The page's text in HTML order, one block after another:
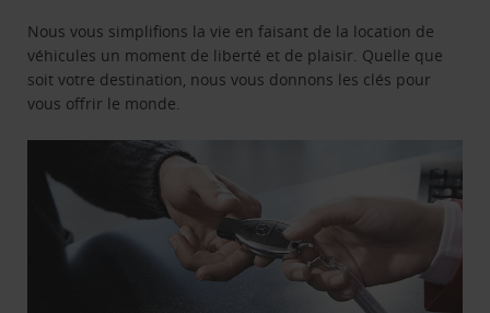
Nous vous simplifions la vie en faisant de la location de
véhicules un moment de liberté et de plaisir. Quelle que
soit votre destination, nous vous donnons les clés pour
vous offrir le monde.